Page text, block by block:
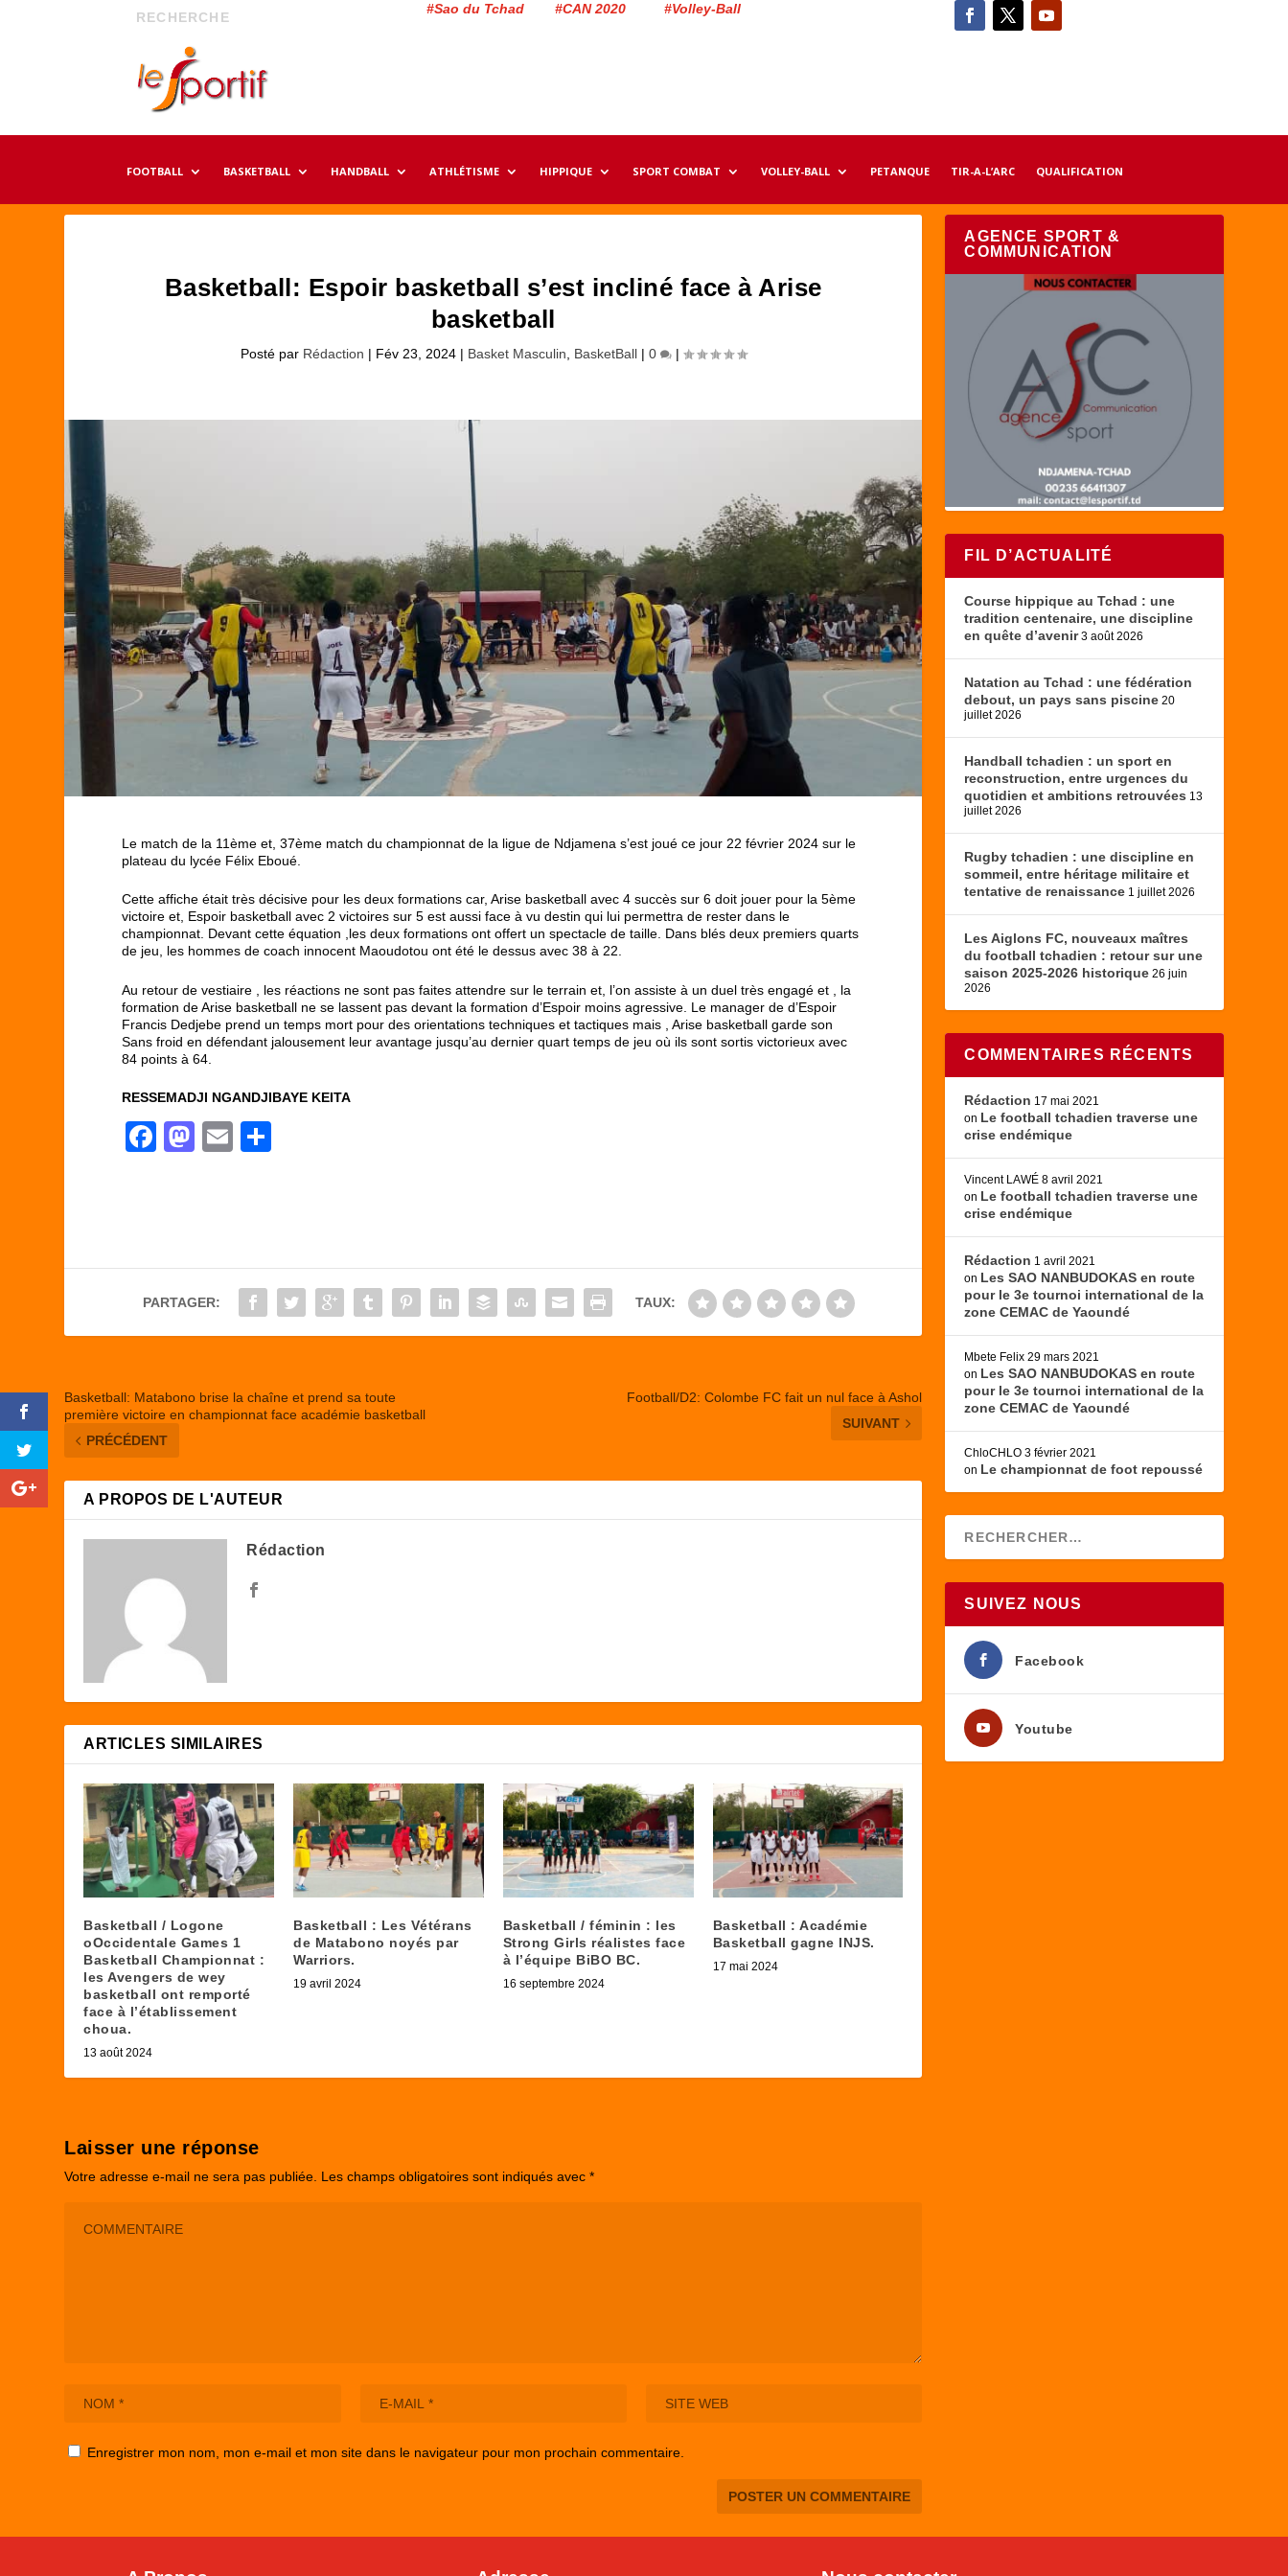
#Sao du Tchad #CAN 2020 #Volley-Ball
FOOTBALL BASKETBALL HANDBALL ATHLÉTISME HIPPIQUE SPORT COMBAT VOLLEY-BALL PETANQUE TIR-A-L’ARC QUALIFICATION
Basketball: Espoir basketball s’est incliné face à Arise
basketball
Posté par Rédaction | Fév 23, 2024| Basket Masculin BasketBall| 0 |
Le match de la 11ème et, 37ème match du championnat de la ligue de Ndjamena s’est joué ce jour 22 février 2024 sur le
plateau du lycée Félix Eboué.
Cette affiche était très décisive pour les deux formations car, Arise basketball avec 4 succès sur 6 doit jouer pour la 5ème
victoire et, Espoir basketball avec 2 victoires sur 5 est aussi face à vu destin qui lui permettra de rester dans le
championnat. Devant cette équation ,les deux formations ont offert un spectacle de taille. Dans blés deux premiers quarts
de jeu, les hommes de coach innocent Maoudotou ont été le dessus avec 38 à 22.
Au retour de vestiaire , les réactions ne sont pas faites attendre sur le terrain et, l’on assiste à un duel très engagé et , la
formation de Arise basketball ne se lassent pas devant la formation d’Espoir moins agressive. Le manager de d’Espoir
Francis Dedjebe prend un temps mort pour des orientations techniques et tactiques mais , Arise basketball garde son
Sans froid en défendant jalousement leur avantage jusqu’au dernier quart temps de jeu où ils sont sortis victorieux avec
84 points à 64.
RESSEMADJI NGANDJIBAYE KEITA
F
b
o
M
d
o
E
er
PARTAGER: TAUX:
Basketball: Matabono brise la chaîne et prend sa toute
première victoire en championnat face académie basketball
PRÉCÉDENT
Football/D2: Colombe FC fait un nul face à Ashol
SUIVANT
A PROPOS DE L'AUTEUR
Rédaction
ARTICLES SIMILAIRES
Basketball / Logone
oOccidentale Games 1
Basketball Championnat :
les Avengers de wey
basketball ont remporté
face à l’établissement
choua.
13 août 2024
Basketball : Les Vétérans
de Matabono noyés par
Warriors.
19 avril 2024
Basketball / féminin : les
Strong Girls réalistes face
à l’équipe BiBO BC.
16 septembre 2024
Basketball : Académie
Basketball gagne INJS.
17 mai 2024
Laisser une réponse
Votre adresse e-mail ne sera pas publiée. Les champs obligatoires sont indiqués avec*
Enregistrer mon nom, mon e-mail et mon site dans le navigateur pour mon prochain commentaire.
AGENCE SPORT &
COMMUNICATION
FIL D’ACTUALITÉ
Course hippique au Tchad : une
tradition centenaire, une discipline
en quête d’avenir 3 août 2026
Natation au Tchad : une fédération
debout, un pays sans piscine 20
juillet 2026
Handball tchadien : un sport en
reconstruction, entre urgences du
quotidien et ambitions retrouvées 13
juillet 2026
Rugby tchadien : une discipline en
sommeil, entre héritage militaire et
tentative de renaissance 1 juillet 2026
Les Aiglons FC, nouveaux maîtres
du football tchadien : retour sur une
saison 2025-2026 historique 26 juin
2026
COMMENTAIRES RÉCENTS
Rédaction 17 mai 2021
on Le football tchadien traverse une
crise endémique
Vincent LAWÉ 8 avril 2021
on Le football tchadien traverse une
crise endémique
Rédaction 1 avril 2021
on Les SAO NANBUDOKAS en route
pour le 3e tournoi international de la
zone CEMAC de Yaoundé
Mbete Felix 29 mars 2021
on Les SAO NANBUDOKAS en route
pour le 3e tournoi international de la
zone CEMAC de Yaoundé
ChloCHLO 3 février 2021
on Le championnat de foot repoussé
SUIVEZ NOUS
Facebook
Youtube